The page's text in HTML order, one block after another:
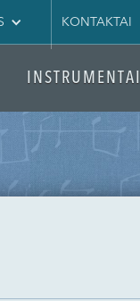
KONTAKTAI
INSTRUMENTAI